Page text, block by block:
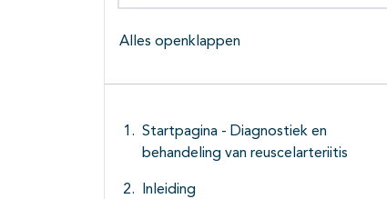
Alles openklappen
Startpagina - Diagnostiek en
behandeling van reuscelarteriitis
Inleiding